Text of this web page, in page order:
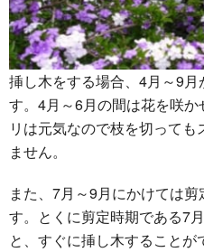
挿し木をする場合、4月～9
す。4月～6月の間は花を咲
リは元気なので枝を切って
ません。
また、7月～9月にかけては
す。とくに剪定時期である7
と、すぐに挿し木すること